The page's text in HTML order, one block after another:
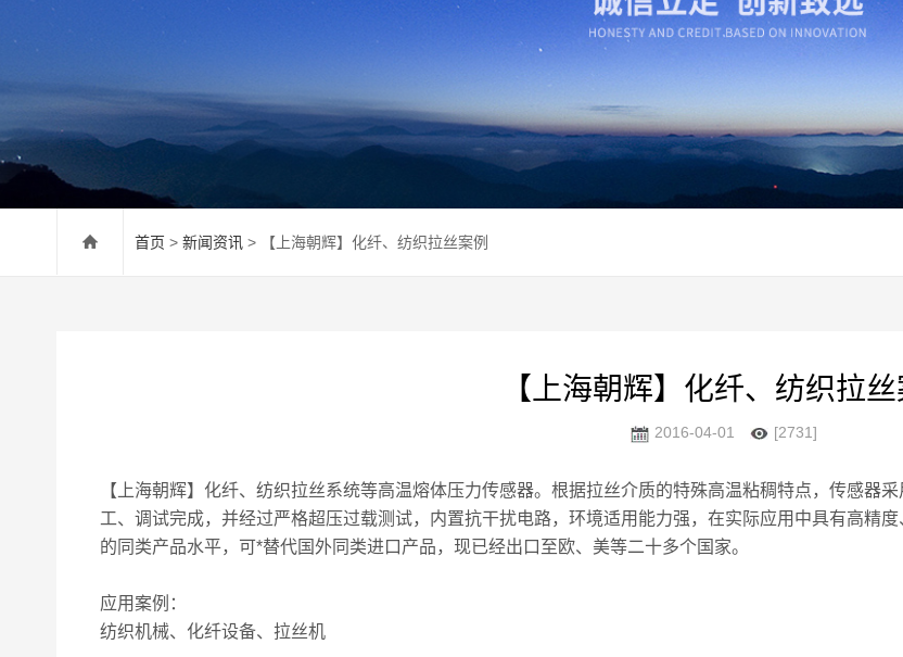
首页 > 新闻资讯 > 【上海朝辉】化纤、纺织拉丝案例
【上海朝辉】化纤、纺织拉丝
2016-04-01 [2731]
【上海朝辉】化纤、纺织拉丝系统等高温熔体压力传感器。根据拉丝介质的特殊高温粘稠特点，传感器
工、调试完成，并经过严格超压过载测试，内置抗干扰电路，环境适用能力强，在实际应用中具有高精
的同类产品水平，可*替代国外同类进口产品，现已经出口至欧、美等二十多个国家。
应用案例：
纺织机械、化纤设备、拉丝机